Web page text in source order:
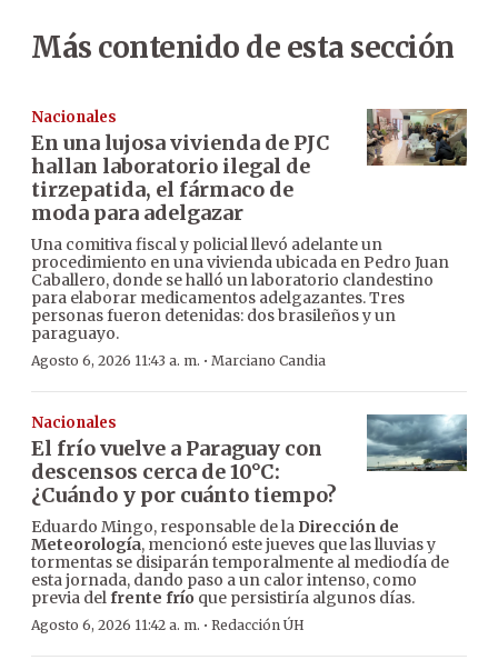
Más contenido de esta sección
Nacionales
En una lujosa vivienda de PJC
hallan laboratorio ilegal de
tirzepatida, el fármaco de
moda para adelgazar
Una comitiva fiscal y policial llevó adelante un
procedimiento en una vivienda ubicada en Pedro Juan
Caballero, donde se halló un laboratorio clandestino
para elaborar medicamentos adelgazantes. Tres
personas fueron detenidas: dos brasileños y un
paraguayo.
Agosto 6, 2026 11:43 a. m. · Marciano Candia
Nacionales
El frío vuelve a Paraguay con
descensos cerca de 10°C:
¿Cuándo y por cuánto tiempo?
Eduardo Mingo, responsable de la Dirección de
Meteorología, mencionó este jueves que las lluvias y
tormentas se disiparán temporalmente al mediodía de
esta jornada, dando paso a un calor intenso, como
previa delfrente frío que persistiría algunos días.
Agosto 6, 2026 11:42 a. m. · Redacción ÚH